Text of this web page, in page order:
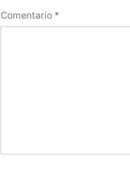
Comentario *